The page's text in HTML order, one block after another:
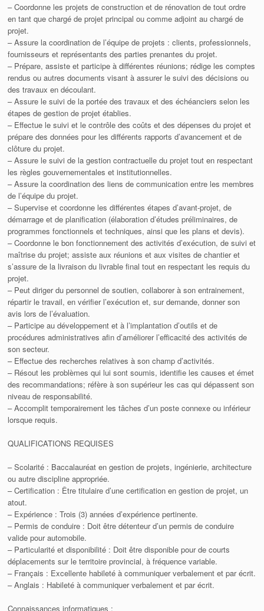
– Coordonne les projets de construction et de rénovation de tout ordre
en tant que chargé de projet principal ou comme adjoint au chargé de
projet.
– Assure la coordination de l’équipe de projets : clients, professionnels,
fournisseurs et représentants des parties prenantes du projet.
– Prépare, assiste et participe à différentes réunions; rédige les comptes
rendus ou autres documents visant à assurer le suivi des décisions ou
des travaux en découlant.
– Assure le suivi de la portée des travaux et des échéanciers selon les
étapes de gestion de projet établies.
– Effectue le suivi et le contrôle des coûts et des dépenses du projet et
prépare des données pour les différents rapports d’avancement et de
clôture du projet.
– Assure le suivi de la gestion contractuelle du projet tout en respectant
les règles gouvernementales et institutionnelles.
– Assure la coordination des liens de communication entre les membres
de l’équipe du projet.
– Supervise et coordonne les différentes étapes d’avant-projet, de
démarrage et de planification (élaboration d’études préliminaires, de
programmes fonctionnels et techniques, ainsi que les plans et devis).
– Coordonne le bon fonctionnement des activités d’exécution, de suivi et
maîtrise du projet; assiste aux réunions et aux visites de chantier et
s’assure de la livraison du livrable final tout en respectant les requis du
projet.
– Peut diriger du personnel de soutien, collaborer à son entrainement,
répartir le travail, en vérifier l’exécution et, sur demande, donner son
avis lors de l’évaluation.
– Participe au développement et à l’implantation d’outils et de
procédures administratives afin d’améliorer l’efficacité des activités de
son secteur.
– Effectue des recherches relatives à son champ d’activités.
– Résout les problèmes qui lui sont soumis, identifie les causes et émet
des recommandations; réfère à son supérieur les cas qui dépassent son
niveau de responsabilité.
– Accomplit temporairement les tâches d’un poste connexe ou inférieur
lorsque requis.
QUALIFICATIONS REQUISES
– Scolarité : Baccalauréat en gestion de projets, ingénierie, architecture
ou autre discipline appropriée.
– Certification : Être titulaire d’une certification en gestion de projet, un
atout.
– Expérience : Trois (3) années d’expérience pertinente.
– Permis de conduire : Doit être détenteur d’un permis de conduire
valide pour automobile.
– Particularité et disponibilité : Doit être disponible pour de courts
déplacements sur le territoire provincial, à fréquence variable.
– Français : Excellente habileté à communiquer verbalement et par écrit.
– Anglais : Habileté à communiquer verbalement et par écrit.
Connaissances informatiques :